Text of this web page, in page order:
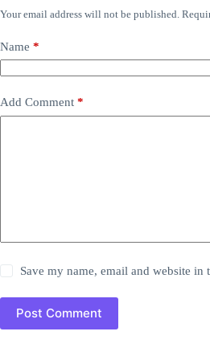
Your email address will not be published.
Name *
Add Comment *
Save my name, email and website
Post Comment